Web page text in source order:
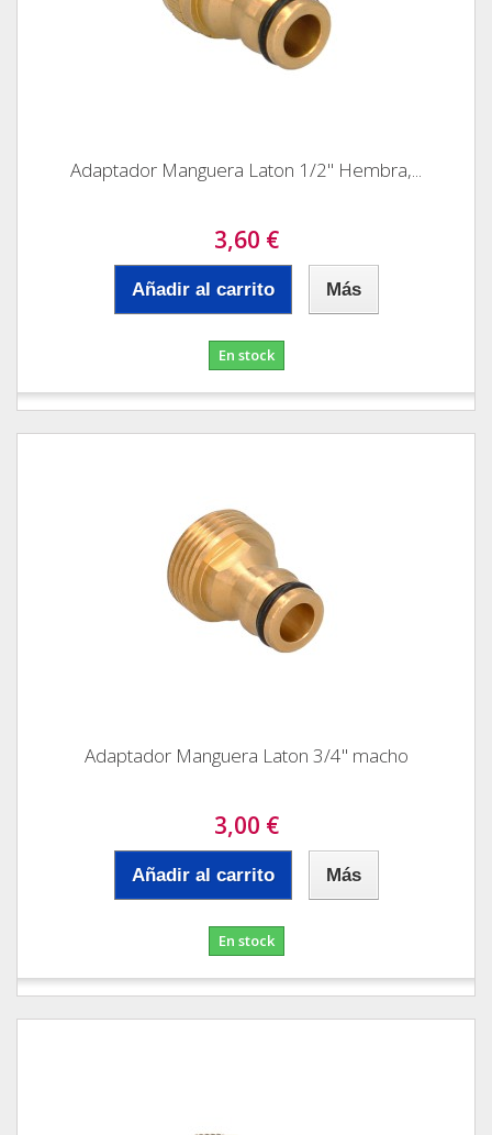
Adaptador Manguera Laton 1/2" Hembra,...
3,60 €
Añadir al carrito Más
En stock
Adaptador Manguera Laton 3/4" macho
3,00 €
Añadir al carrito Más
En stock